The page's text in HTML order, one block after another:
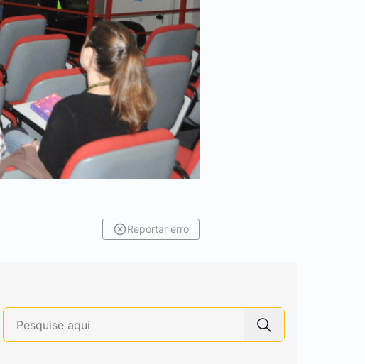
Reportar erro